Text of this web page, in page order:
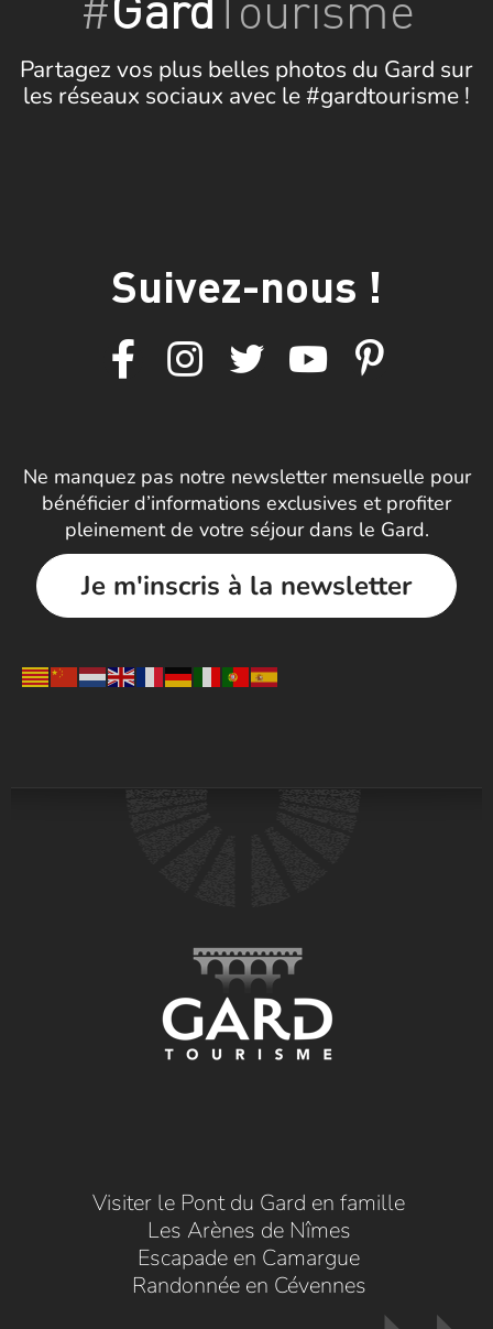
Partagez vos plus belles photos du Gard sur
les réseaux sociaux avec le #gardtourisme !
Suivez-nous !
Ne manquez pas notre newsletter mensuelle pour
bénéficier d’informations exclusives et profiter
pleinement de votre séjour dans le Gard.
Je m'inscris à la newsletter
Visiter le Pont du Gard en famille
Les Arènes de Nîmes
Escapade en Camargue
Randonnée en Cévennes